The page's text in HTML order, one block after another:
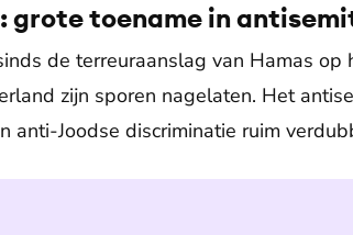
grote toename in
de terreuraanslag van Hamas op
zijn sporen nagelaten. Het
anti-Joodse discriminatie ruim